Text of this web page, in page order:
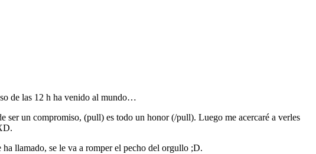
de las 12 h ha venido al mundo…
ser un compromiso, (pull) es todo un honor (/pull). Luego me acercaré a verles
llamado, se le va a romper el pecho del orgullo ;D.